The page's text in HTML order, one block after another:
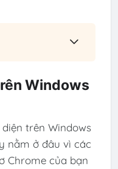
Windows
trên Windows
nằm ở đâu vì các
Chrome của bạn